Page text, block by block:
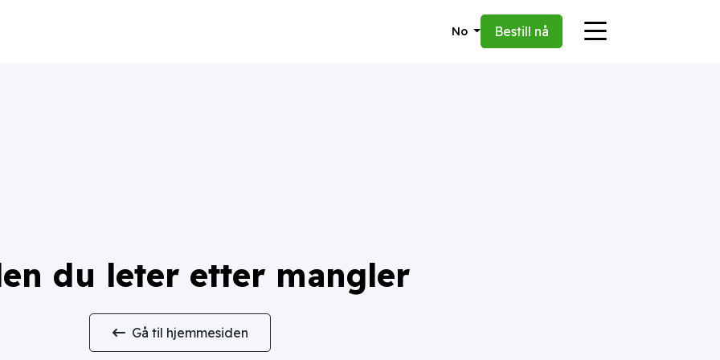
No Bestill nå
du leter etter mangler
Gå til hjemmesiden